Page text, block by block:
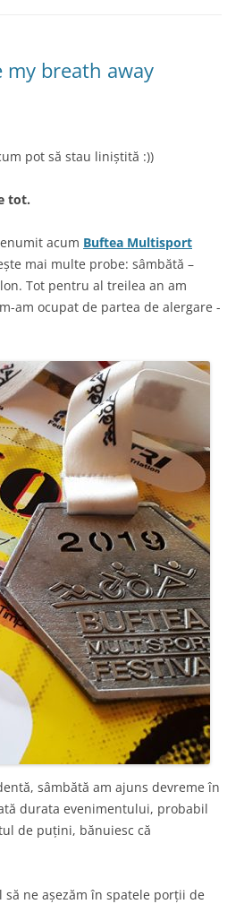
my breath away
pot să stau liniștită :))
tot.
acum Buftea Multisport
mai multe probe: sâmbătă –
Tot pentru al treilea an am
am ocupat de partea de alergare -
sâmbătă am ajuns devreme în
durata evenimentului, probabil
de puțini, bănuiesc că
ne așezăm în spatele porții de